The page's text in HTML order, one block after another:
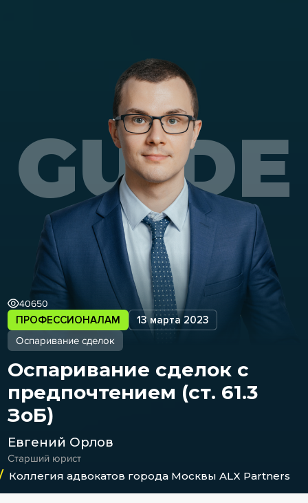
ПРОФЕССИОНАЛАМ
13 марта 2023
Оспаривание сделок
40650
Оспаривание сделок с
предпочтением (ст. 61.3
ЗоБ)
Евгений Орлов
Старший юрист
Коллегия адвокатов города Москвы ALX Partners
GUIDE